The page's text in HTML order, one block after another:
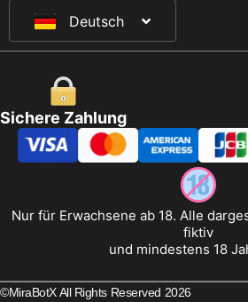
Deutsch
日本語
Sichere Zahlung
Nur für Erwachsene ab 18. Alle
fiktiv
und mindestens 18
©MiraBotX All Rights Reserved 2026